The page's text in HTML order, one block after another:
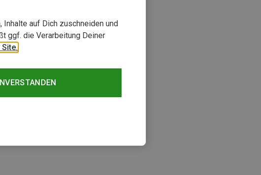
auf Dich zuschneiden und
ggf. die Verarbeitung Deiner